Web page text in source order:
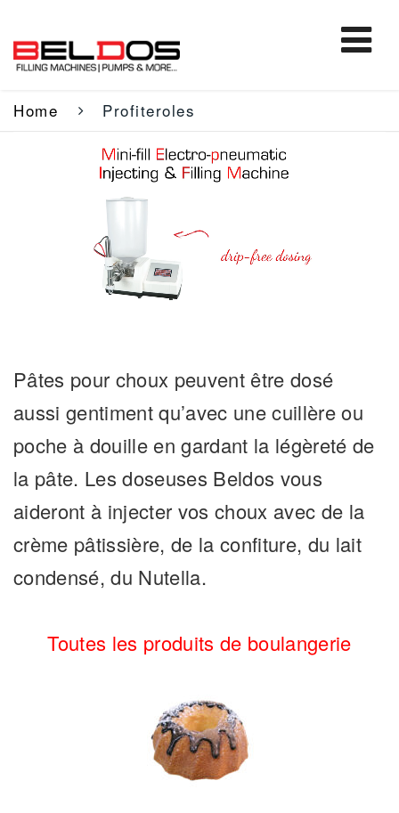
Home Profiteroles
Pâtes pour choux peuvent être dosé
aussi gentiment qu’avec une cuillère ou
poche à douille en gardant la légèreté de
la pâte. Les doseuses Beldos vous
aideront à injecter vos choux avec de la
crème pâtissière, de la confiture, du lait
condensé, du Nutella.
Toutes les produits de boulangerie